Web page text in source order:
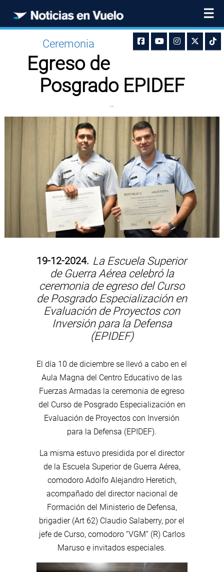
☰
Ceremonia
Egreso de
Posgrado EPIDEF
..
19-12-2024. La Escuela Superior
de Guerra Aérea celebró la
ceremonia de egreso del Curso
de Posgrado Especialización en
Evaluación de Proyectos con
Inversión para la Defensa
(EPIDEF)
El día 10 de diciembre se llevó a cabo en el
Aula Magna del Centro Educativo de las
Fuerzas Armadas la ceremonia de egreso
del Curso de Posgrado Especialización en
Evaluación de Proyectos con Inversión
para la Defensa (EPIDEF).
La misma estuvo presidida por el director
de la Escuela Superior de Guerra Aérea,
comodoro Adolfo Alejandro Heretich,
acompañado del director nacional de
Formación del Ministerio de Defensa,
brigadier (Art 62) Claudio Salaberry, por el
jefe de Curso, comodoro “VGM” (R) Carlos
Maruso e invitados especiales.